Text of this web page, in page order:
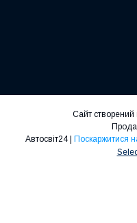
Сайт створений
Автосвіт24 | Поскаржитися